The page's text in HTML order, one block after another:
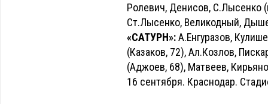
Ролевич, Денисов, С.Лысенко
Ст.Лысенко, Великодный,
«САТУРН»:А.Енгуразов,
(Казаков, 72), Ал.Козлов,
(Аджоев, 68), Матвеев,
16 сентября. Краснодар.